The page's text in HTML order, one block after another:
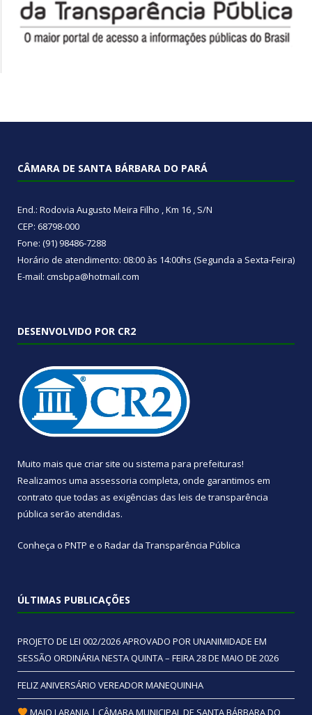
CÂMARA DE SANTA BÁRBARA DO PARÁ
End.: Rodovia Augusto Meira Filho , Km 16 , S/N
CEP: 68798-000
Fone: (91) 98486-7288
Horário de atendimento: 08:00 às 14:00hs (Segunda a Sexta-Feira)
E-mail: cmsbpa@hotmail.com
DESENVOLVIDO POR CR2
Muito mais que criar site ou sistema para prefeituras!
Realizamos uma assessoria completa, onde garantimos em
contrato que todas as exigências das leis de transparência
pública serão atendidas.
Conheça o PNTP e o Radar da Transparência Pública
ÚLTIMAS PUBLICAÇÕES
PROJETO DE LEI 002/2026 APROVADO POR UNANIMIDADE EM
SESSÃO ORDINÁRIA NESTA QUINTA – FEIRA 28 DE MAIO DE 2026
FELIZ ANIVERSÁRIO VEREADOR MANEQUINHA
MAIO LARANJA | CÂMARA MUNICIPAL DE SANTA BÁRBARA DO